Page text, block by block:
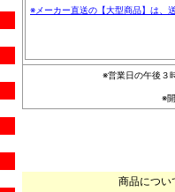
※メーカー直送の【大型商品】は、
※営業日の午後３
※
商品につ